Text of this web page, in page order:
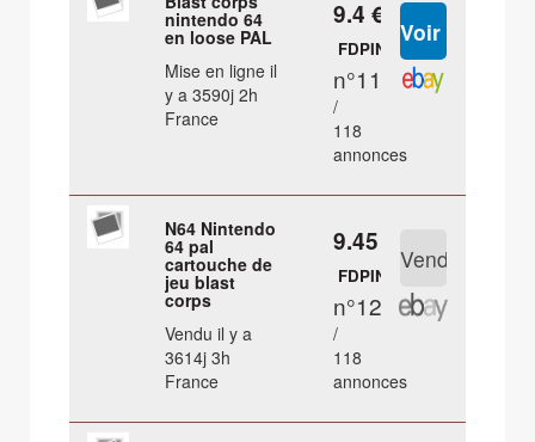
nintendo 64
en loose PAL
Mise en ligne il
y a 3590j 2h
France
9.4 €
FDPIN
n°11
/
118
annonces
N64 Nintendo
64 pal
cartouche de
jeu blast
corps
Vendu il y a
3614j 3h
France
9.45 €
FDPIN
n°12
/
118
annonces